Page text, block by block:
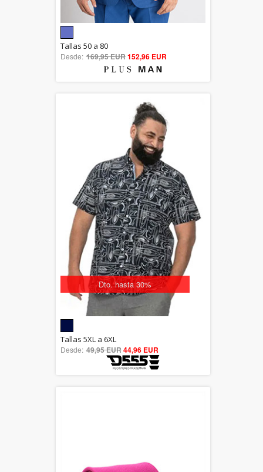
out of 5
Tallas 50 a 80
Desde: 169,95 EUR152,96 EUR
Dto. hasta 30%
5.00
out of 5
Tallas 5XL a 6XL
Desde: 49,95 EUR44,96 EUR